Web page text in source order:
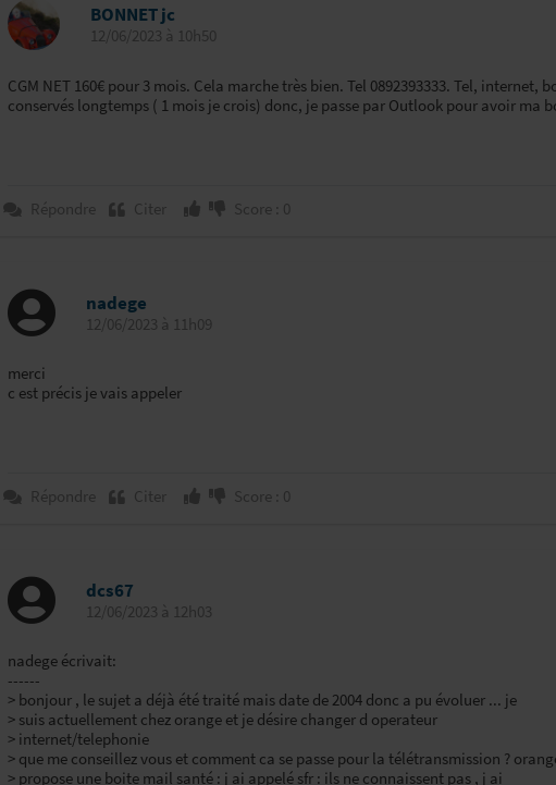
BONNET jc
12/06/2023 à 10h50
CGM NET 160€ pour 3 mois. Cela marche très bien. Tel 0892393333. Tel,
conservés longtemps ( 1 mois je crois) donc, je passe par Outlook pour avoir ma
Répondre Citer Score : 0
nadege
12/06/2023 à 11h09
merci
c est précis je vais appeler
Répondre Citer Score : 0
dcs67
12/06/2023 à 12h03
nadege écrivait:
------
> bonjour , le sujet a déjà été traité mais date de 2004 donc a pu évoluer ... je
> suis actuellement chez orange et je désire changer d operateur
> internet/telephonie
> que me conseillez vous et comment ca se passe pour la télétransmission ?
> propose une boite mail santé : j ai appelé sfr : ils ne connaissent pas , j ai